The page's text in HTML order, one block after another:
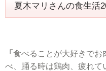
夏木マリさんの食生活
「 食べることが大好きでお
べ、踊る時は鶏肉、疲れて